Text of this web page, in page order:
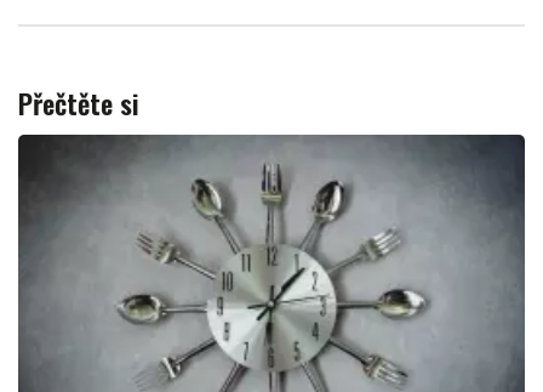
Přečtěte si